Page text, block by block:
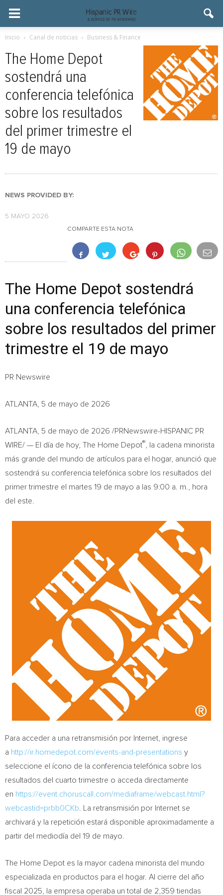
Inicio Canal de noticias Business & Finance
The Home Depot
sostendrá una
conferencia telefónica
sobre los resultados
del primer trimestre el
19 de mayo
NEWS PROVIDED BY:
5 MAYO 2026
COMPARTE ESTA NOTA
The Home Depot sostendrá
una conferencia telefónica
sobre los resultados del primer
trimestre el 19 de mayo
PR Newswire
ATLANTA, 5 de mayo de 2026
ATLANTA 5 de mayo de 2026 /PRNewswire-HISPANIC PR
WIRE/ — El día de hoy, The Home Depot®
, la cadena minorista
más grande del mundo de artículos para el hogar, anunció que
sostendrá su conferencia telefónica sobre los resultados del
primer trimestre el martes 19 de mayo a las 9:00 a. m., hora
del este.
Para acceder a una retransmisión por Internet, ingrese
a http://ir.homedepot.com/events-and-presentations y
seleccione el ícono de la conferencia telefónica sobre los
resultados del cuarto trimestre o acceda directamente
en https://event.choruscall.com/mediaframe/webcast.html?
webcastid=prbb0CKb . La retransmisión por Internet se
archivará y la repetición estará disponible aproximadamente a
partir del mediodía del 19 de mayo.
The Home Depot es la mayor cadena minorista del mundo
especializada en productos para el hogar. Al cierre del año
fiscal 2025, la empresa operaba un total de 2,359 tiendas